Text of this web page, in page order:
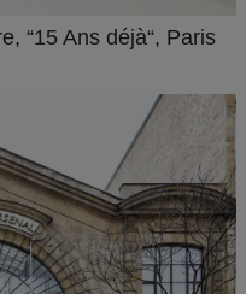
“15 Ans déjà“, Paris